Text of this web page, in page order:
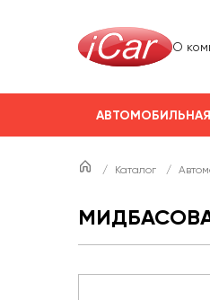
О
/ Каталог /